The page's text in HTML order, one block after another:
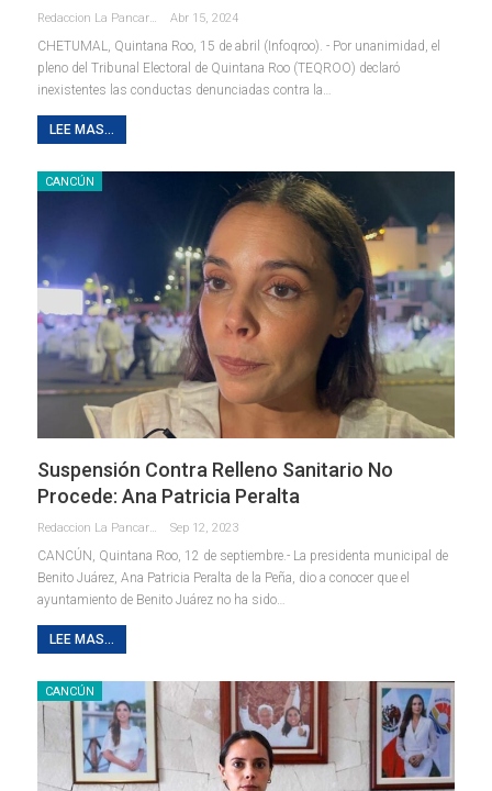
Redaccion La Pancarta De Quintana Roo Abr 15, 2024
CHETUMAL, Quintana Roo, 15 de abril (Infoqroo). - Por unanimidad, el
pleno del Tribunal Electoral de Quintana Roo (TEQROO) declaró
inexistentes las conductas denunciadas contra la…
LEE MAS...
CANCÚN
Suspensión Contra Relleno Sanitario No
Procede: Ana Patricia Peralta
Redaccion La Pancarta De Quintana Roo Sep 12, 2023
CANCÚN, Quintana Roo, 12 de septiembre.- La presidenta municipal de
Benito Juárez, Ana Patricia Peralta de la Peña, dio a conocer que el
ayuntamiento de Benito Juárez no ha sido…
LEE MAS...
CANCÚN